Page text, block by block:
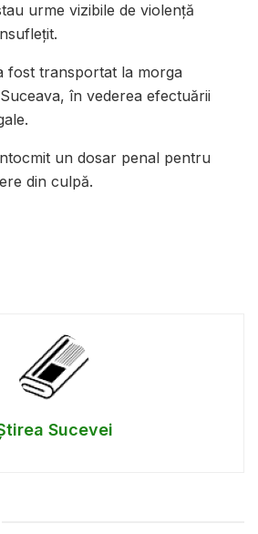
urme vizibile de violență
fost transportat la morga
în vederea efectuării
un dosar penal pentru
din culpă.
Sucevei